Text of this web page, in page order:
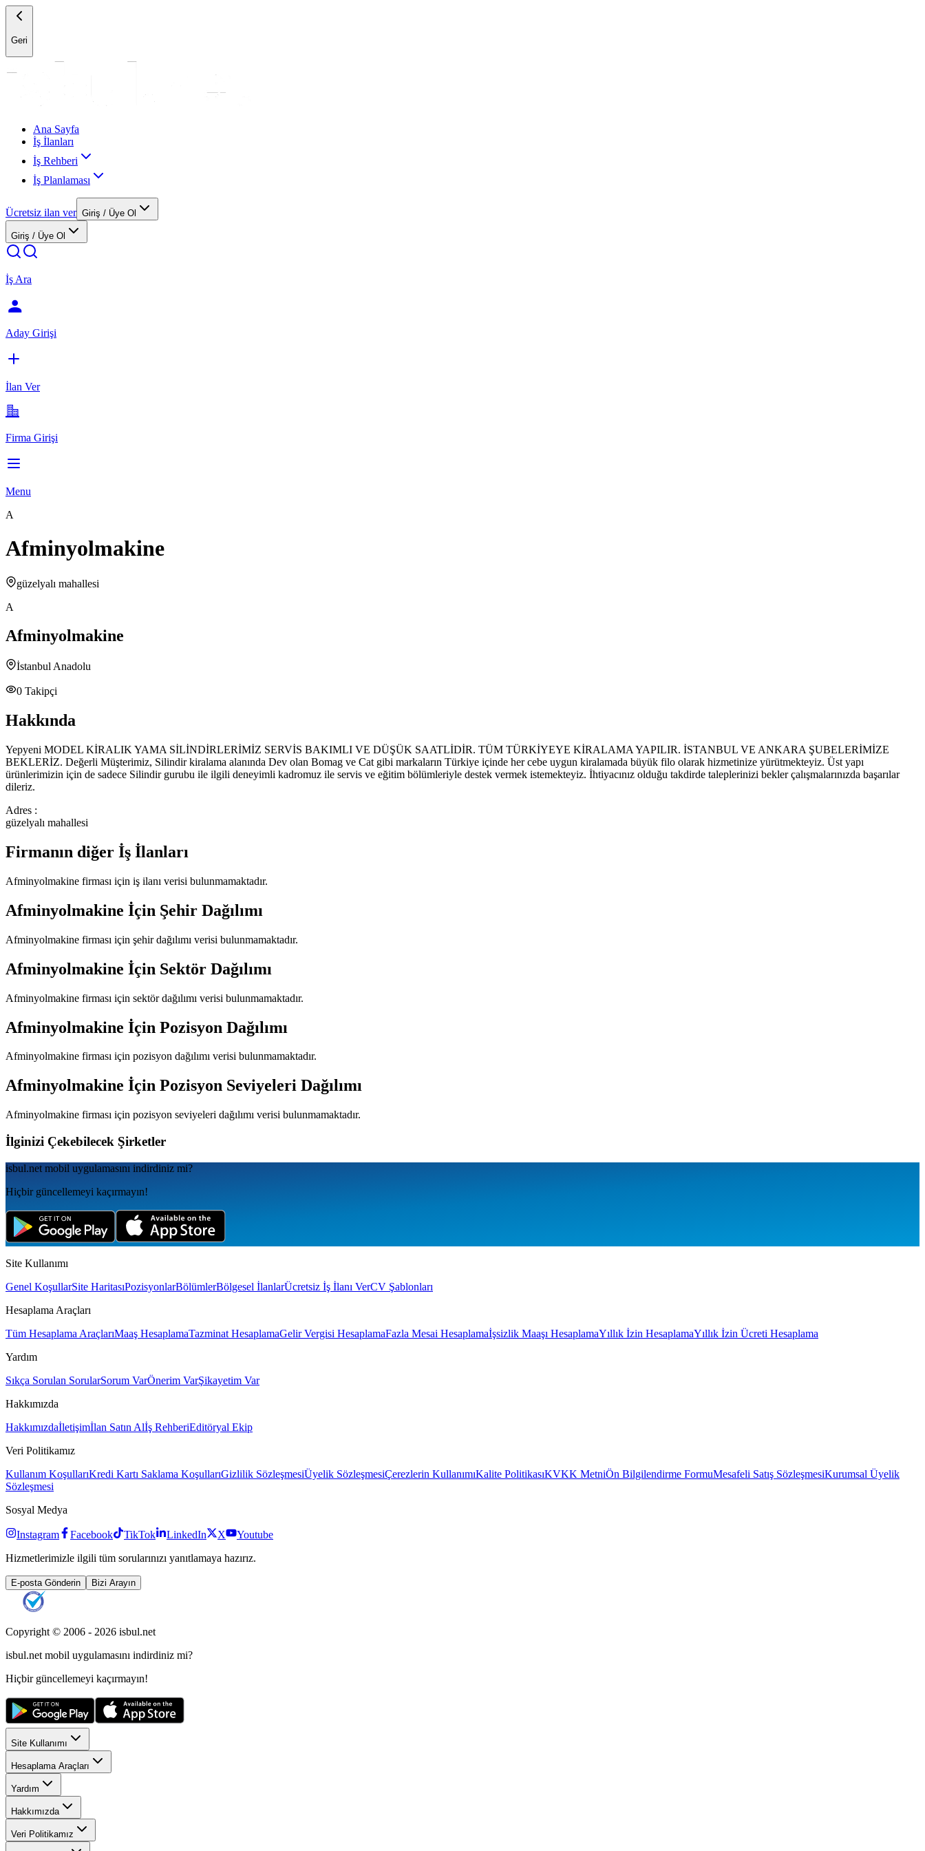
Geri
Ana Sayfa
İş İlanları
İş Rehberi
İş Planlaması
Ücretsiz ilan ver Giriş / Üye Ol
Giriş / Üye Ol
İş Ara
Aday Girişi
İlan Ver
Firma Girişi
Menu
A
Afminyolmakine
güzelyalı mahallesi
A
Afminyolmakine
İstanbul Anadolu
0 Takipçi
Hakkında
Yepyeni MODEL KİRALIK YAMA SİLİNDİRLERİMİZ SERVİS BAKIMLI VE DÜŞÜK SAATLİDİR. TÜM TÜRKİYEYE KİRALAMA YAPILIR. İSTANBUL VE ANKARA ŞUBELERİMİZE
BEKLERİZ. Değerli Müşterimiz, Silindir kiralama alanında Dev olan Bomag ve Cat gibi markaların Türkiye içinde her cebe uygun kiralamada büyük filo olarak hizmetinize yürütmekteyiz. Üst yapı
ürünlerimizin için de sadece Silindir gurubu ile ilgili deneyimli kadromuz ile servis ve eğitim bölümleriyle destek vermek istemekteyiz. İhtiyacınız olduğu takdirde taleplerinizi bekler çalışmalarınızda başarılar
dileriz.
Adres :
güzelyalı mahallesi
Firmanın diğer İş İlanları
Afminyolmakine firması için iş ilanı verisi bulunmamaktadır.
Afminyolmakine İçin Şehir Dağılımı
Afminyolmakine firması için şehir dağılımı verisi bulunmamaktadır.
Afminyolmakine İçin Sektör Dağılımı
Afminyolmakine firması için sektör dağılımı verisi bulunmamaktadır.
Afminyolmakine İçin Pozisyon Dağılımı
Afminyolmakine firması için pozisyon dağılımı verisi bulunmamaktadır.
Afminyolmakine İçin Pozisyon Seviyeleri Dağılımı
Afminyolmakine firması için pozisyon seviyeleri dağılımı verisi bulunmamaktadır.
İlginizi Çekebilecek Şirketler
isbul.net mobil uygulamаsını indirdiniz mi?
Hiçbir güncellemeyi kaçırmayın!
Site Kullanımı
Genel KoşullarSite HaritasıPozisyonlarBölümlerBölgesel İlanlarÜcretsiz İş İlanı VerCV Şablonları
Hesaplama Araçları
Tüm Hesaplama AraçlarıMaaş HesaplamaTazminat HesaplamaGelir Vergisi HesaplamaFazla Mesai Hesaplamaİşsizlik Maaşı HesaplamaYıllık İzin HesaplamaYıllık İzin Ücreti Hesaplama
Yardım
Sıkça Sorulan SorularSorum VarÖnerim VarŞikayetim Var
Hakkımızda
Hakkımızdaİletişimİlan Satın Alİş RehberiEditöryal Ekip
Veri Politikamız
Kullanım KoşullarıKredi Kartı Saklama KoşullarıGizlilik SözleşmesiÜyelik SözleşmesiÇerezlerin KullanımıKalite PolitikasıKVKK MetniÖn Bilgilendirme FormuMesafeli Satış SözleşmesiKurumsal Üyelik
Sözleşmesi
Sosyal Medya
Instagram Facebook TikTok LinkedIn X
Youtube
Hizmetlerimizle ilgili tüm sorularınızı yanıtlamaya hazırız.
E-posta Gönderin Bizi Arayın
Copyright © 2006 - 2026 isbul.net
isbul.net mobil uygulamasını indirdiniz mi?
Hiçbir güncellemeyi kaçırmayın!
Site Kullanımı
Hesaplama Araçları
Yardım
Hakkımızda
Veri Politikamız